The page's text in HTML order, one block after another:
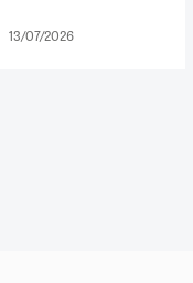
13/07/2026